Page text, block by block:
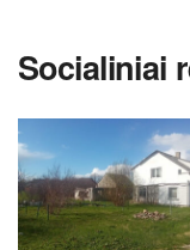
Socialiniai